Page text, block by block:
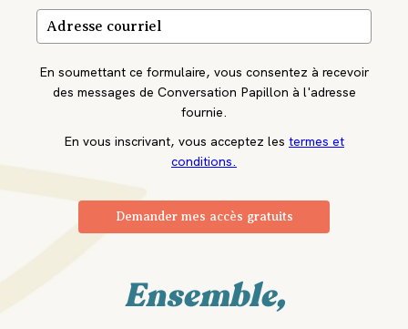
En soumettant ce formulaire, vous consentez à recevoir
des messages de Conversation Papillon à l'adresse
fournie.
En vous inscrivant, vous acceptez les termes et
conditions.
Demander mes accès gratuits
Ensemble,